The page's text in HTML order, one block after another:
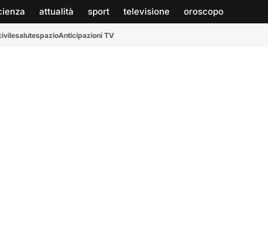
attualità sport televisione oroscopo
salutespazioAnticipazioni TV